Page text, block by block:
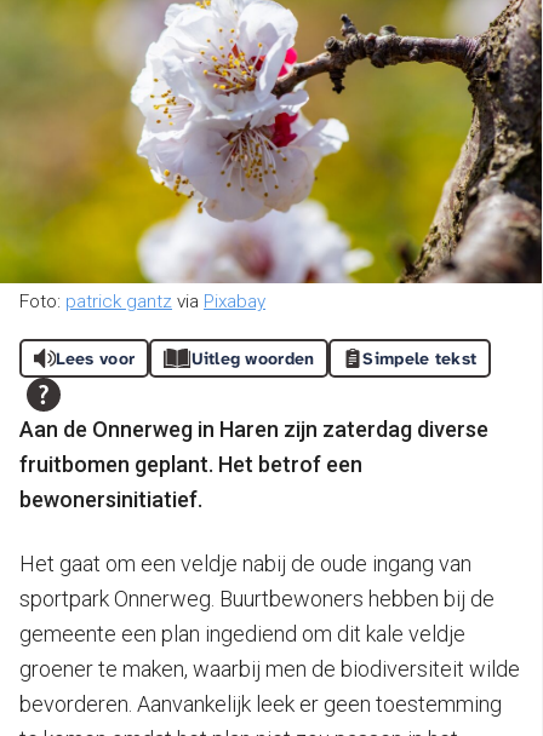
Foto: patrick gantz via Pixabay
Lees voor Uitleg woorden Simpele tekst
Aan de Onnerweg in Haren zijn zaterdag diverse
fruitbomen geplant. Het betrof een
bewonersinitiatief.
Het gaat om een veldje nabij de oude ingang van
sportpark Onnerweg. Buurtbewoners hebben bij de
gemeente een plan ingediend om dit kale veldje
groener te maken, waarbij men de biodiversiteit wilde
bevorderen. Aanvankelijk leek er geen toestemming